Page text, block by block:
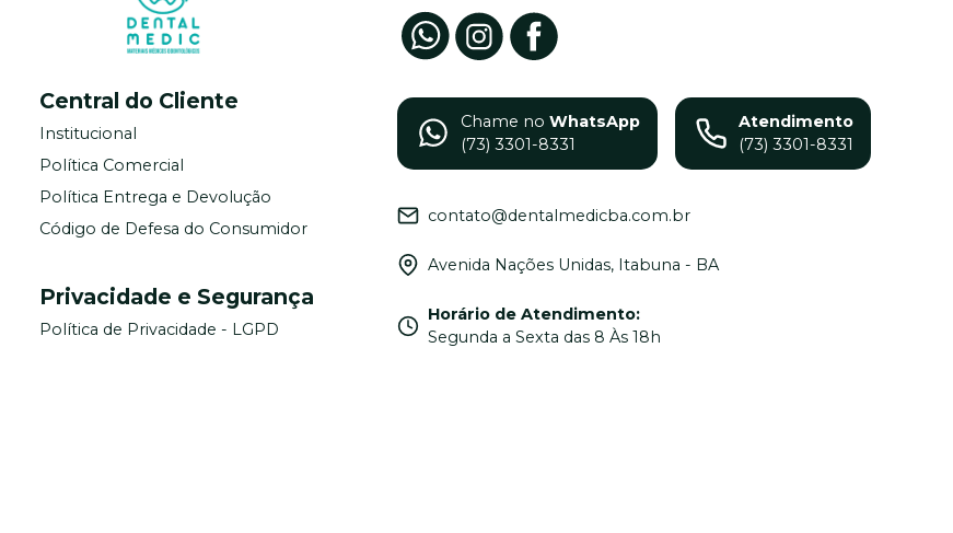
Central do Cliente
Institucional
Política Comercial
Política Entrega e Devolução
Código de Defesa do Consumidor
Privacidade e Segurança
Política de Privacidade - LGPD
Chame no WhatsApp
(73) 3301-8331
Atendimento
(73) 3301-8331
contato@dentalmedicba.com.br
Avenida Nações Unidas, Itabuna - BA
Horário de Atendimento:
Segunda a Sexta das 8 Às 18h